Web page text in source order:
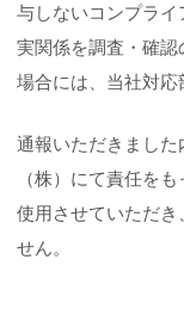
与しないコンプラ
実関係を調査・確
場合には、当社対応
通報いただきまし
（株）にて責任を
使用させていただ
せん。